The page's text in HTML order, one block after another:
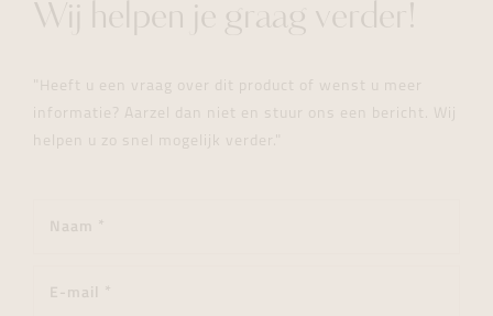
Wij helpen je graag verder!
"Heeft u een vraag over dit product of wenst u meer
informatie? Aarzel dan niet en stuur ons een bericht. Wij
helpen u zo snel mogelijk verder."